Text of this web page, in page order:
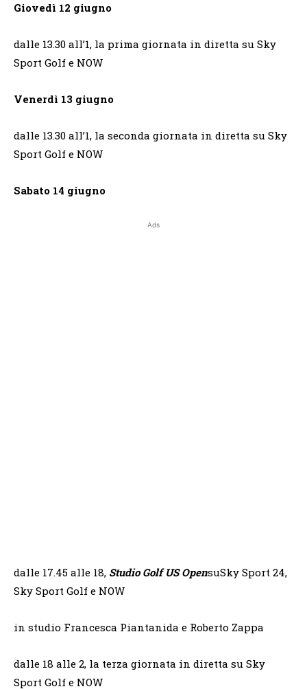
Giovedì 12 giugno
dalle 13.30 all’1, la prima giornata in diretta su Sky
Sport Golf e NOW
Venerdì 13 giugno
dalle 13.30 all’1, la seconda giornata in diretta su Sky
Sport Golf e NOW
Sabato 14 giugno
Ads
dalle 17.45 alle 18, Studio Golf US OpensuSky Sport 24,
Sky Sport Golf e NOW
in studio Francesca Piantanida e Roberto Zappa
dalle 18 alle 2, la terza giornata in diretta su Sky
Sport Golf e NOW